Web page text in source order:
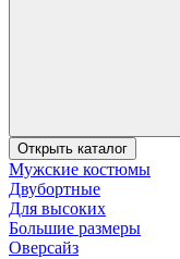
Открыть каталог
Мужские костюмы
Двубортные
Для высоких
Большие размеры
Оверсайз